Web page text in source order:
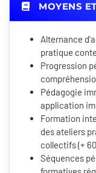
MOYENS
Alternance
pratique
Progression
Pédagogie
application
Formation
des ateliers
collectifs (+
Séquences